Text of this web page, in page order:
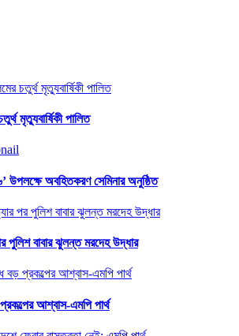
মৃত্যুবার্ষিকী পালিত
উপলক্ষে অবহিতকরণ সেমিনার অনুষ্ঠিত
পুলিশ বাবার ঝুলন্ত মরদেহ উদ্ধার
আশ্বাস-এমপি পার্থ